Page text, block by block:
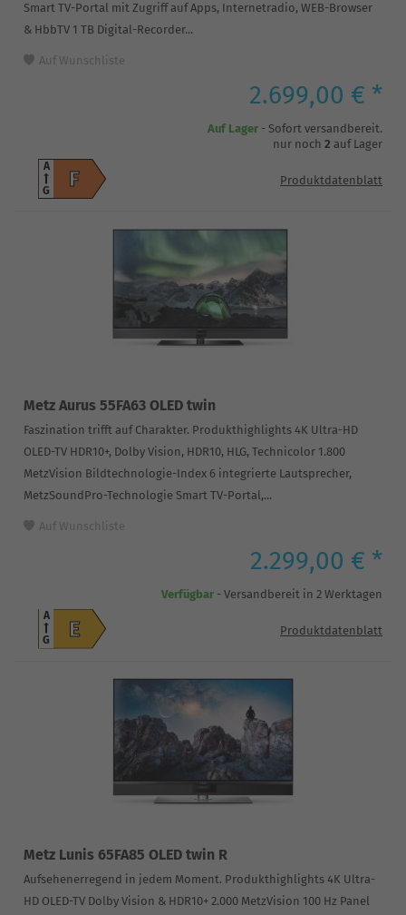
Smart TV-Portal mit Zugriff auf Apps, Internetradio, WEB-Browser
& HbbTV 1 TB Digital-Recorder...
Auf Wunschliste
2.699,00 € *
Auf Lager - Sofort versandbereit.
nur noch 2 auf Lager
F
A
G
Produktdatenblatt
Metz Aurus 55FA63 OLED twin
Faszination trifft auf Charakter. Produkthighlights 4K Ultra-HD
OLED-TV HDR10+, Dolby Vision, HDR10, HLG, Technicolor 1.800
MetzVision Bildtechnologie-Index 6 integrierte Lautsprecher,
MetzSoundPro-Technologie Smart TV-Portal,...
Auf Wunschliste
2.299,00 € *
Verfügbar - Versandbereit in 2 Werktagen
E
A
G
Produktdatenblatt
Metz Lunis 65FA85 OLED twin R
Aufsehenerregend in jedem Moment. Produkthighlights 4K Ultra-
HD OLED-TV Dolby Vision & HDR10+ 2.000 MetzVision 100 Hz Panel